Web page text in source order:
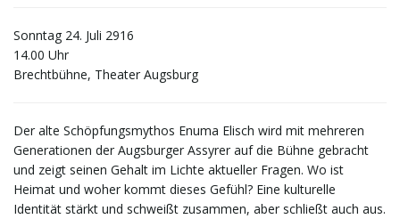
t
Sonntag 24. Juli 2916
14.00 Uhr
Brechtbühne, Theater Augsburg
Der alte Schöpfungsmythos Enuma Elisch wird mit mehreren
Generationen der Augsburger Assyrer auf die Bühne gebracht
und zeigt seinen Gehalt im Lichte aktueller Fragen. Wo ist
Heimat und woher kommt dieses Gefühl? Eine kulturelle
Identität stärkt und schweißt zusammen, aber schließt auch aus.